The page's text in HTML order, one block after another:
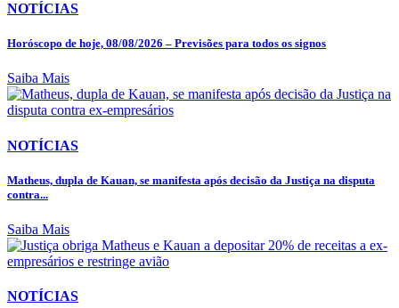
NOTÍCIAS
Horóscopo de hoje, 08/08/2026 – Previsões para todos os signos
Saiba Mais
NOTÍCIAS
Matheus, dupla de Kauan, se manifesta após decisão da Justiça na disputa
contra...
Saiba Mais
NOTÍCIAS